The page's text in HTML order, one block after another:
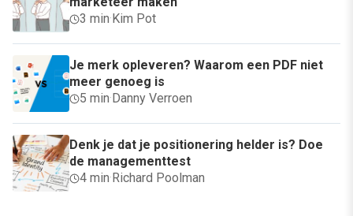
3 min· Kim Pot
Je merk opleveren? Waarom een PDF niet
meer genoeg is
5 min· Danny Verroen
Denk je dat je positionering helder is? Doe
de managementtest
4 min· Richard Poolman